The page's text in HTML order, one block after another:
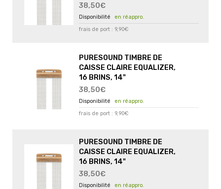
38,50€
en réappro.
frais de port : 9,90€
PURESOUND TIMBRE DE
CAISSE CLAIRE EQUALIZER,
16 BRINS, 14"
38,50€
en réappro.
frais de port : 9,90€
PURESOUND TIMBRE DE
CAISSE CLAIRE EQUALIZER,
16 BRINS, 14"
38,50€
en réappro.